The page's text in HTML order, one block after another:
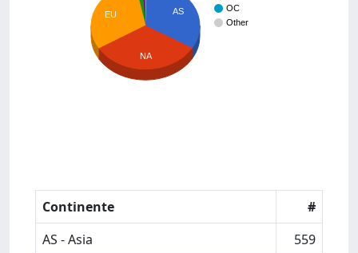
OC
Other
AS
EU
NA
Continente
#
AS - Asia
559